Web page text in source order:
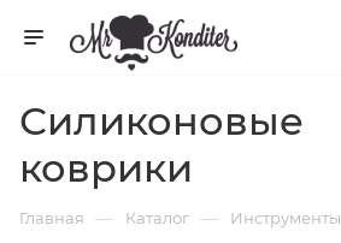
Силиконовые
коврики
Главная — Каталог — Инструменты